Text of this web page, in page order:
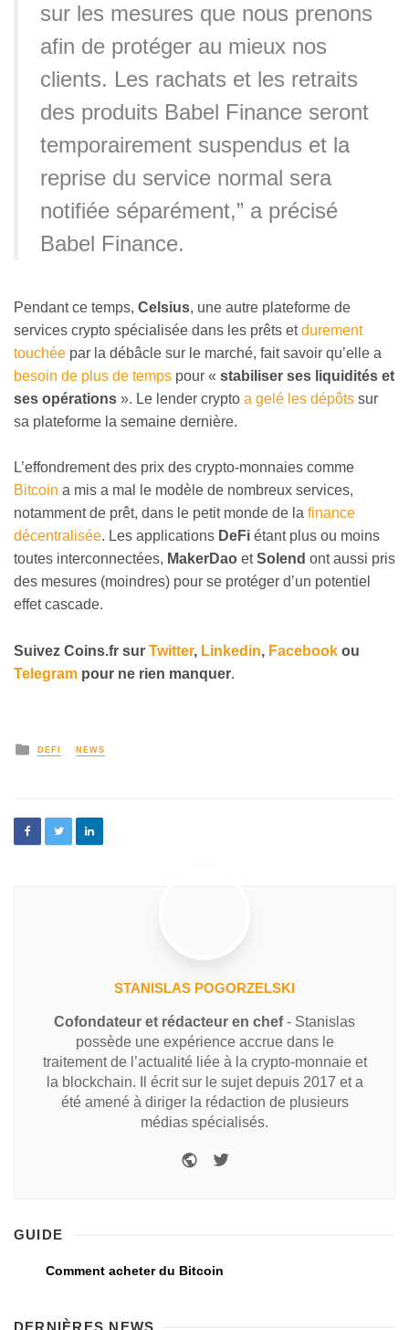
sur les mesures que nous prenons
afin de protéger au mieux nos
clients. Les rachats et les retraits
des produits Babel Finance seront
temporairement suspendus et la
reprise du service normal sera
notifiée séparément,” a précisé
Babel Finance.
Pendant ce temps, Celsius, une autre plateforme de
services crypto spécialisée dans les prêts etdurement
touchée par la débâcle sur le marché, fait savoir qu’elle a
besoin de plus de temps pour « stabiliser ses liquidités et
ses opérations ». Le lender crypto a gelé les dépôts sur
sa plateforme la semaine dernière.
L’effondrement des prix des crypto-monnaies comme
Bitcoin a mis a mal le modèle de nombreux services,
notamment de prêt, dans le petit monde de la finance
décentralisée. Les applications DeFi étant plus ou moins
toutes interconnectées, MakerDao etSolend ont aussi pris
des mesures (moindres) pour se protéger d’un potentiel
effet cascade.
Suivez Coins.fr sur Twitter, Linkedin, Facebook ou
Telegram pour ne rien manquer.
DEFI NEWS
STANISLAS POGORZELSKI
Cofondateur et rédacteur en chef- Stanislas
possède une expérience accrue dans le
traitement de l’actualité liée à la crypto-monnaie et
la blockchain. Il écrit sur le sujet depuis 2017 et a
été amené à diriger la rédaction de plusieurs
médias spécialisés.
GUIDE
Comment acheter du Bitcoin
DERNIÈRES NEWS